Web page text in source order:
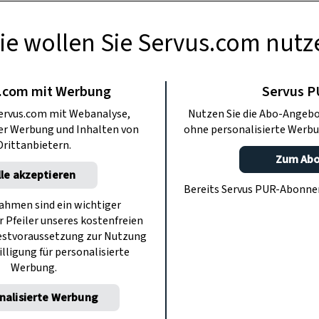
gegen Viren
uns frösteln lässt und man mit
eignet sich das Temperatur
dazu, eine beginnende Erkältung
wollen Sie Servus.com
mit Werbung
mit Webanalyse,
Werbung und Inhalten von
akzeptieren
sind ein wichtiger
unseres kostenfreien
zur Nutzung
für personalisierte
Werbung.
Werbung
Servus
Nutzen Sie die Abo-
ohne personalisierte
Zum
Bereits Servus PUR-